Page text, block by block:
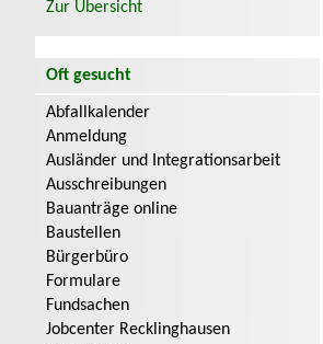
Zur Übersicht
Oft gesucht
Abfallkalender
Anmeldung
Ausländer und Integrationsarbeit
Ausschreibungen
Bauanträge online
Baustellen
Bürgerbüro
Formulare
Fundsachen
Jobcenter Recklinghausen